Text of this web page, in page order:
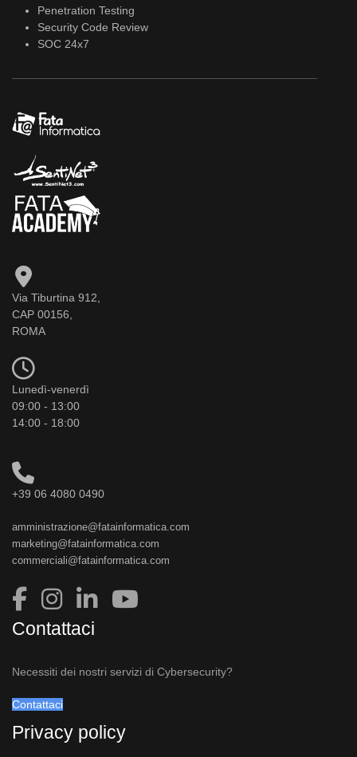
Penetration Testing
Security Code Review
SOC 24x7
Via Tiburtina 912,
CAP 00156,
ROMA
Lunedì-venerdì
09:00 - 13:00
14:00 - 18:00
+39 06 4080 0490
amministrazione@fatainformatica.com
marketing@fatainformatica.com
commerciali@fatainformatica.com
Contattaci
Necessiti dei nostri servizi di Cybersecurity?
Contattaci
Privacy policy